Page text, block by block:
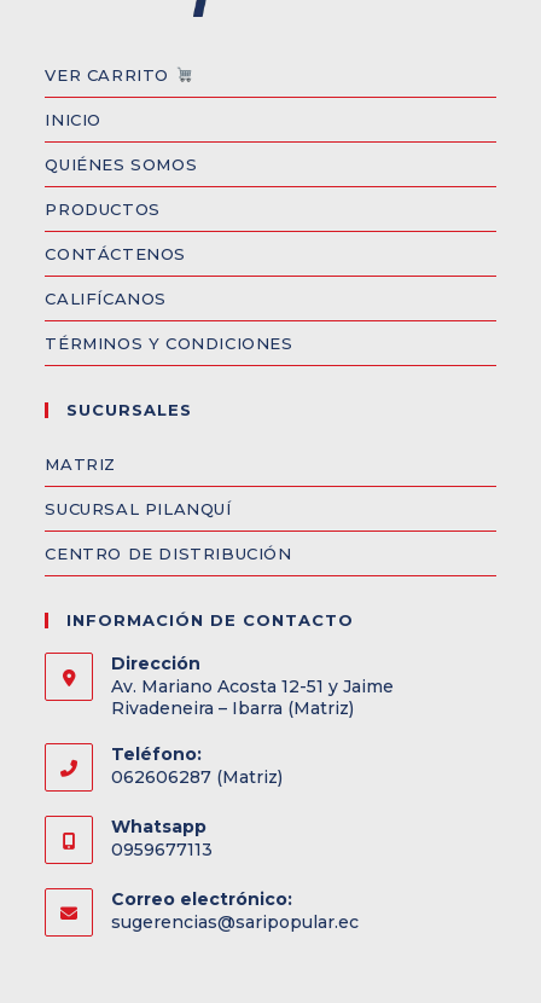
VER CARRITO
INICIO
QUIÉNES SOMOS
PRODUCTOS
CONTÁCTENOS
CALIFÍCANOS
TÉRMINOS Y CONDICIONES
SUCURSALES
MATRIZ
SUCURSAL PILANQUÍ
CENTRO DE DISTRIBUCIÓN
INFORMACIÓN DE CONTACTO
Dirección
Av. Mariano Acosta 12-51 y Jaime
Rivadeneira – Ibarra (Matriz)
Teléfono:
062606287 (Matriz)
Whatsapp
0959677113
Correo electrónico:
sugerencias@saripopular.ec